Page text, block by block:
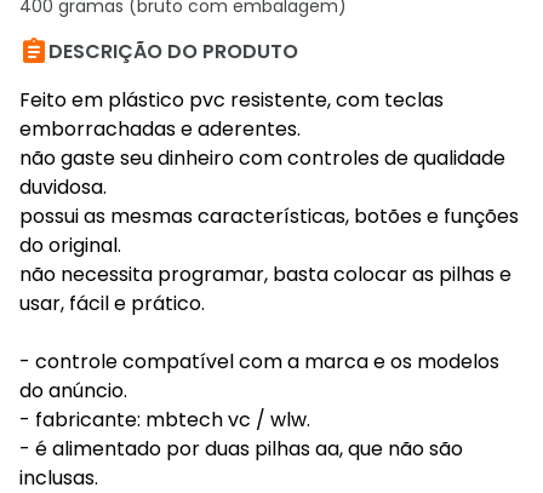
400 gramas (bruto com embalagem)
DESCRIÇÃO DO PRODUTO
Feito em plástico pvc resistente, com teclas
emborrachadas e aderentes.
não gaste seu dinheiro com controles de qualidade
duvidosa.
possui as mesmas características, botões e funções
do original.
não necessita programar, basta colocar as pilhas e
usar, fácil e prático.
- controle compatível com a marca e os modelos
do anúncio.
- fabricante: mbtech vc / wlw.
- é alimentado por duas pilhas aa, que não são
inclusas.